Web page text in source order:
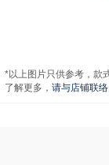
*以上图片只供参考，款
了解更多， 请与店铺联络